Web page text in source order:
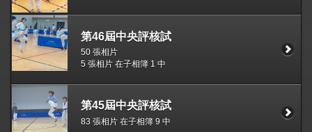
第46屆中央評核試
50 張相片
5 張相片 在子相簿 1 中
第45屆中央評核試
83 張相片 在子相簿 9 中